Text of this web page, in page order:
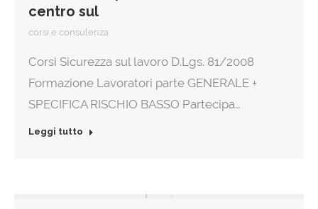
centro sul
corsi e consulenza
Corsi Sicurezza sul lavoro D.Lgs. 81/2008
Formazione Lavoratori parte GENERALE +
SPECIFICA RISCHIO BASSO Partecipa…
Leggi tutto